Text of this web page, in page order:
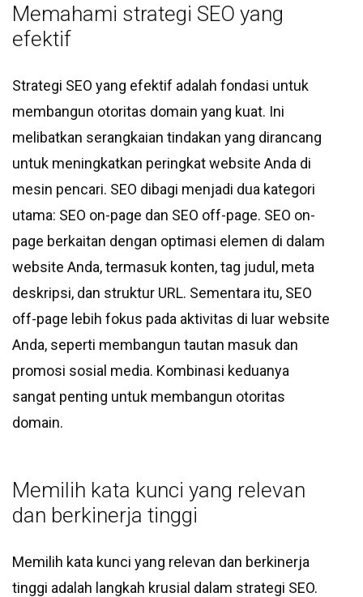
Memahami strategi SEO yang
efektif
Strategi SEO yang efektif adalah fondasi untuk
membangun otoritas domain yang kuat. Ini
melibatkan serangkaian tindakan yang dirancang
untuk meningkatkan peringkat website Anda di
mesin pencari. SEO dibagi menjadi dua kategori
utama: SEO on-page dan SEO off-page. SEO on-
page berkaitan dengan optimasi elemen di dalam
website Anda, termasuk konten, tag judul, meta
deskripsi, dan struktur URL. Sementara itu, SEO
off-page lebih fokus pada aktivitas di luar website
Anda, seperti membangun tautan masuk dan
promosi sosial media. Kombinasi keduanya
sangat penting untuk membangun otoritas
domain.
Memilih kata kunci yang relevan
dan berkinerja tinggi
Memilih kata kunci yang relevan dan berkinerja
tinggi adalah langkah krusial dalam strategi SEO.